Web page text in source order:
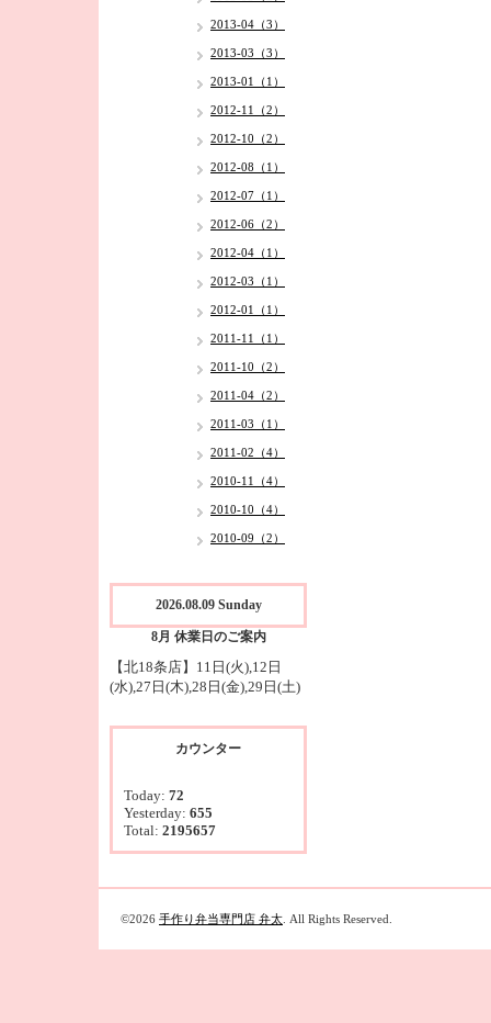
2013-04（3）
2013-03（3）
2013-01（1）
2012-11（2）
2012-10（2）
2012-08（1）
2012-07（1）
2012-06（2）
2012-04（1）
2012-03（1）
2012-01（1）
2011-11（1）
2011-10（2）
2011-04（2）
2011-03（1）
2011-02（4）
2010-11（4）
2010-10（4）
2010-09（2）
2026.08.09 Sunday
8月 休業日のご案内
【北18条店】11日(火),12日
(水),27日(木),28日(金),29日(土)
カウンター
Today: 72
Yesterday: 655
Total: 2195657
©2026 手作り弁当専門店 弁太 . All Rights Reserved.